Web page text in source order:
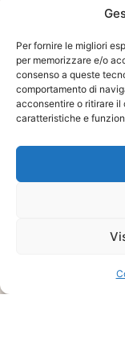
Per fornire le migliori
per memorizzare e/o
consenso a queste
comportamento di
acconsentire o ritirare il
caratteristiche e
Ti interessa?